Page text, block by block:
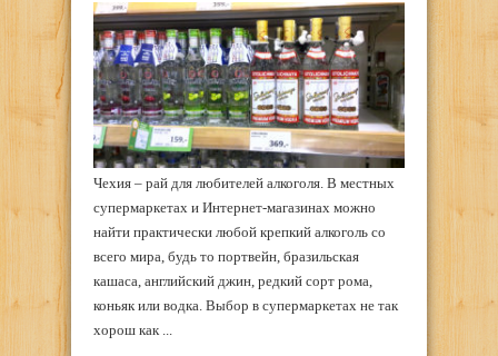
Чехия – рай для любителей алкоголя. В местных
супермаркетах и Интернет-магазинах можно
найти практически любой крепкий алкоголь со
всего мира, будь то портвейн, бразильская
кашаса, английский джин, редкий сорт рома,
коньяк или водка. Выбор в супермаркетах не так
хорош как ...